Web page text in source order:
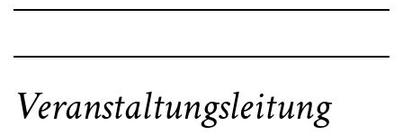
Veranstaltungsleitung